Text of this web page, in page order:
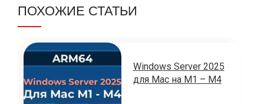
ПОХОЖИЕ СТАТЬИ
Windows Server 2025
для Mac на M1 – M4